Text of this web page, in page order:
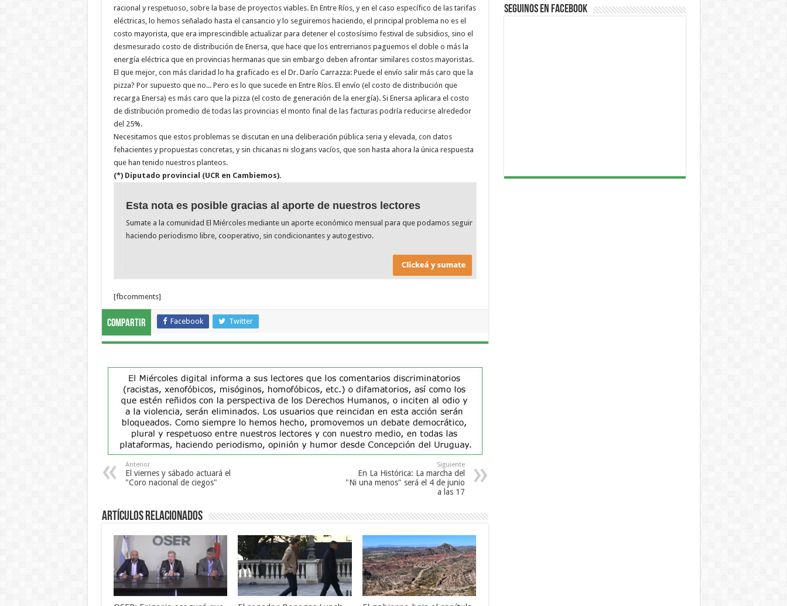
racional y respetuoso, sobre la base de proyectos viables. En Entre Ríos, y en el caso específico de las tarifas
eléctricas, lo hemos señalado hasta el cansancio y lo seguiremos haciendo, el principal problema no es el
costo mayorista, que era imprescindible actualizar para detener el costosísimo festival de subsidios, sino el
desmesurado costo de distribución de Enersa, que hace que los entrerrianos paguemos el doble o más la
energía eléctrica que en provincias hermanas que sin embargo deben afrontar similares costos mayoristas.
El que mejor, con más claridad lo ha graficado es el Dr. Darío Carrazza: Puede el envío salir más caro que la
pizza? Por supuesto que no... Pero es lo que sucede en Entre Ríos. El envío (el costo de distribución que
recarga Enersa) es más caro que la pizza (el costo de generación de la energía). Si Enersa aplicara el costo
de distribución promedio de todas las provincias el monto final de las facturas podría reducirse alrededor
del 25%.
Necesitamos que estos problemas se discutan en una deliberación pública seria y elevada, con datos
fehacientes y propuestas concretas, y sin chicanas ni slogans vacíos, que son hasta ahora la única respuesta
que han tenido nuestros planteos.
(*) Diputado provincial (UCR en Cambiemos).
Esta nota es posible gracias al aporte de nuestros lectores
Sumate a la comunidad El Miércoles mediante un aporte económico mensual para que podamos seguir
haciendo periodismo libre, cooperativo, sin condicionantes y autogestivo.
[fbcomments]
Compartir Facebook Twitter
Anterior
El viernes y sábado actuará el
"Coro nacional de ciegos"
Siguiente
En La Histórica: La marcha del
"Ni una menos" será el 4 de junio
a las 17
Artículos Relacionados
Seguinos en Facebook